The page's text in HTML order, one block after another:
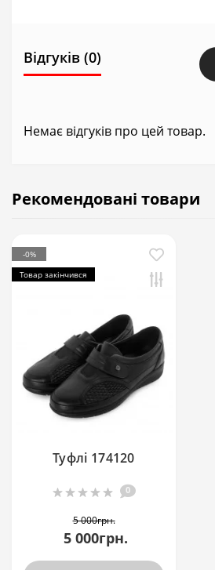
Відгуків (0)
Немає відгуків про цей товар.
Рекомендовані товари
-0%
Товар закінчився
Туфлі 174120
0
5 000грн.
5 000грн.